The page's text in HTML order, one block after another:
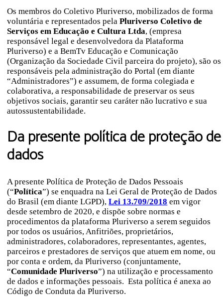
Os membros do Coletivo Pluriverso, mobilizados de forma
voluntária e representados pelaPluriverso Coletivo de
Serviços em Educação e Cultura Ltda, (empresa
responsável legal e desenvolvedora da Plataforma
Pluriverso) e a BemTv Educação e Comunicação
(Organização da Sociedade Civil parceira do projeto), são os
responsáveis pela administração do Portal (em diante
“Administradores”) e assumem, de forma colegiada e
colaborativa, a responsabilidade de preservar os seus
objetivos sociais, garantir seu caráter não lucrativo e sua
autossustentabilidade.
Da presente política de proteção de
dados
A presente Política de Proteção de Dados Pessoais
(“Política”) se enquadra na Lei Geral de Proteção de Dados
do Brasil (em diante LGPD),Lei 13.709/2018 em vigor
desde setembro de 2020, e dispõe sobre normas e
procedimentos da plataforma Pluriverso a serem seguidos
por todos os usuários, Anfitriões, proprietários,
administradores, colaboradores, representantes, agentes,
parceiros e prestadores de serviços que atuem em nome, ou
por conta e ordem, da Pluriverso (conjuntamente,
“Comunidade Pluriverso”) na utilização e processamento
de dados e informações pessoais. Esta política é anexa ao
Código de Conduta da Pluriverso.